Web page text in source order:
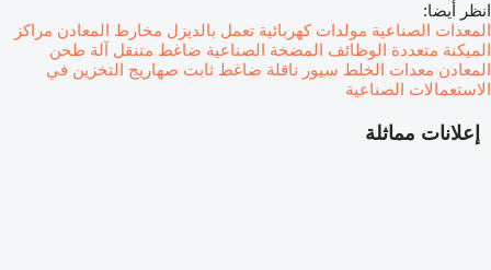
إعلانات مماثلة
انظر أيضا:
المعدات الصناعية مولدات كهربائية تعمل بالديزل مخارط المعادن مراكز
الميكنة متعددة الوظائف المضخة الصناعية ضاغط متنقل آلة طحن
المعادن معدات الخلط سيور ناقلة ضاغط ثابت صهاريج التخزين في
الاستعمالات الصناعية